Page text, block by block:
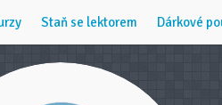
Staň se lektorem Dárkové